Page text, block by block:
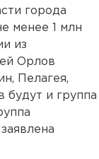
города
менее 1 млн
из
Орлов
Пелагея,
будут и группа